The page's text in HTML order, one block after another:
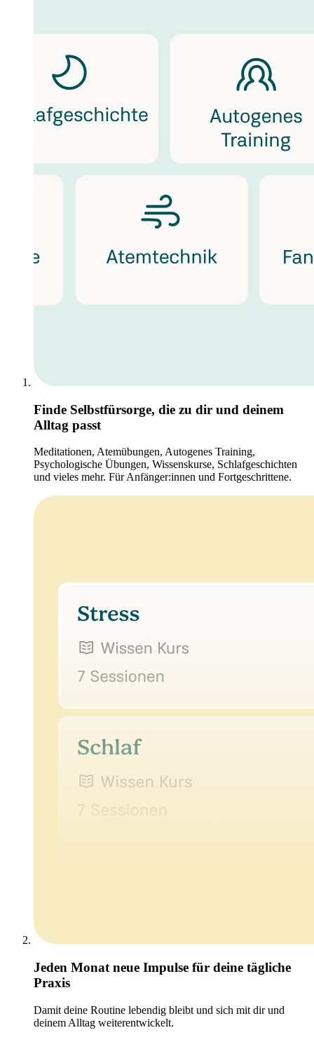
Finde Selbstfürsorge, die zu dir und deinem
Alltag passt
Meditationen, Atemübungen, Autogenes Training,
Psychologische Übungen, Wissenskurse, Schlafgeschichten
und vieles mehr. Für Anfänger:innen und Fortgeschrittene.
Jeden Monat neue Impulse für deine tägliche
Praxis
Damit deine Routine lebendig bleibt und sich mit dir und
deinem Alltag weiterentwickelt.